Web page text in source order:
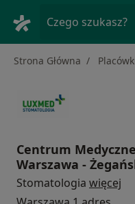
Czego szukasz?
Strona Główna
Centrum
Warszawa -
Stomatologia więcej